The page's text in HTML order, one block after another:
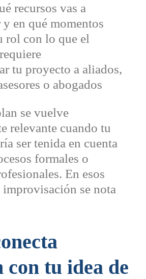
recursos vas a
y en qué momentos
rol con lo que el
tu proyecto a aliados,
o abogados
se vuelve
relevante cuando tu
ser tenida en cuenta
formales o
En esos
se nota
con tu idea de